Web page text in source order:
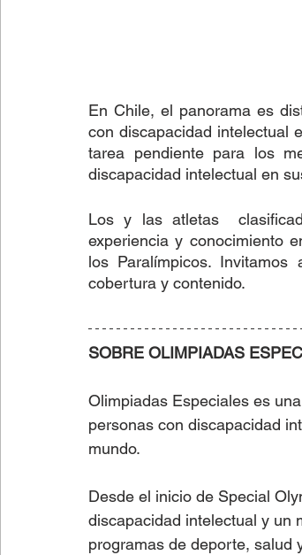
En Chile, el panorama es
con discapacidad intelectual
tarea pendiente para los
discapacidad intelectual en
Los y las atletas
experiencia y conocimiento
los Paralímpicos.
cobertura y contenido.
SOBRE OLIMPIADAS
Olimpiadas Especiales es
personas con discapacidad
mundo.
Desde el inicio de Special
discapacidad intelectual y un
programas de deporte, salud